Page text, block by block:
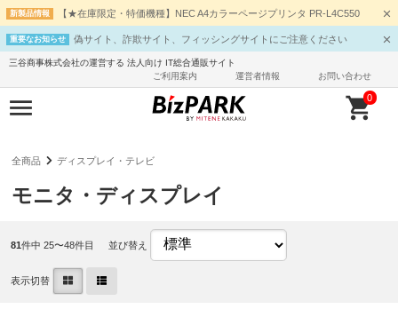
新製品情報 【★在庫限定・特価機種】NEC A4カラーページプリンタ PR-L4C550
重要なお知らせ 偽サイト、詐欺サイト、フィッシングサイトにご注意ください
三谷商事株式会社の運営する 法人向け IT総合通販サイト
ご利用案内
運営者情報 お問い合わせ
0
全商品 ディスプレイ・テレビ
モニタ・ディスプレイ
81件中 25〜48件目 並び替え
表示切替